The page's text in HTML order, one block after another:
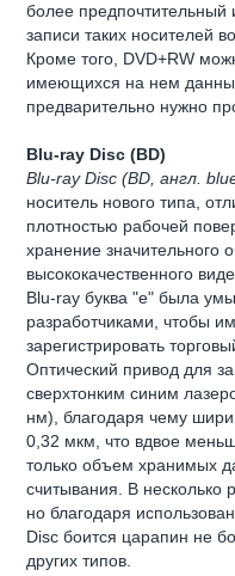
более
записи таких носителей
Кроме того, DVD+RW
имеющихся на нем
предварительно нужно
Blu-ray Disc (BD)
Blu-ray Disc (BD, англ.
носитель нового типа,
плотностью рабочей
хранение значительного
высококачественного
Blu-ray буква "e" была
разработчиками, чтобы
зарегистрировать
Оптический привод для
сверхтонким синим
нм), благодаря чему
0,32 мкм, что вдвое
только объем хранимых
считывания. В несколько
но благодаря
Disc боится царапин не
других типов.